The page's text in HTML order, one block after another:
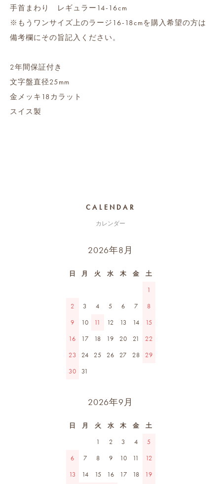
手首まわり レギュラー14-16cm
※もうワンサイズ上のラージ16-18cmを購入希望の方は
備考欄にその旨記入ください。
2年間保証付き
文字盤直径25mm
金メッキ18カラット
スイス製
CALENDAR
カレンダー
2026年8月
日 月 火 水 木 金
土
1
2
3 4 5 6 7
8
9
10 11 12 13 14
15
16
17 18 19 20 21
22
23
24 25 26 27 28
29
30
31
2026年9月
日 月 火 水 木 金
土
1
2 3 4
5
6
7 8 9 10 11
12
13
14 15 16 17 18 19